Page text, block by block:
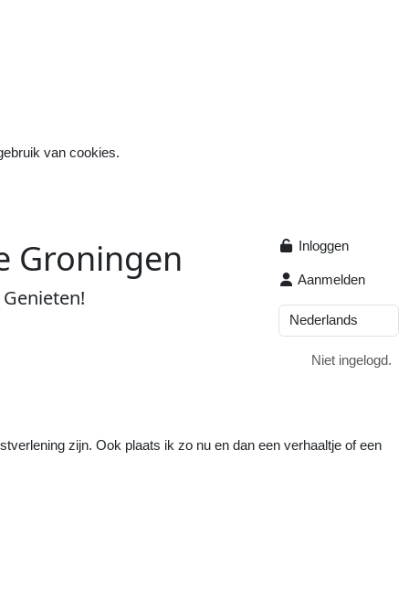
van cookies.
Groningen
Genieten!
Inloggen
Aanmelden
Niet ingelogd.
zijn. Ook plaats ik zo nu en dan een verhaaltje of een